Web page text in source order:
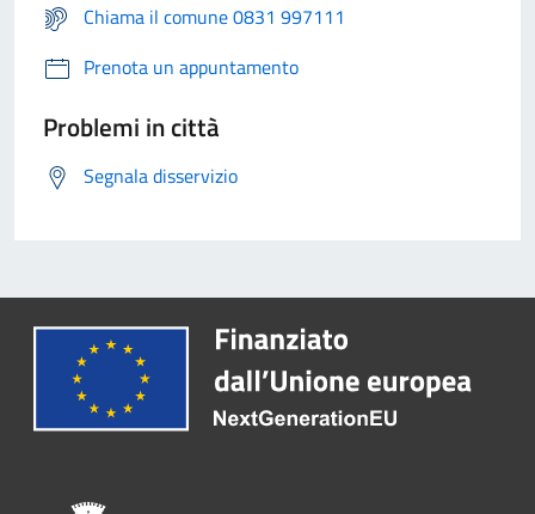
Chiama il comune 0831 997111
Prenota un appuntamento
Problemi in città
Segnala disservizio